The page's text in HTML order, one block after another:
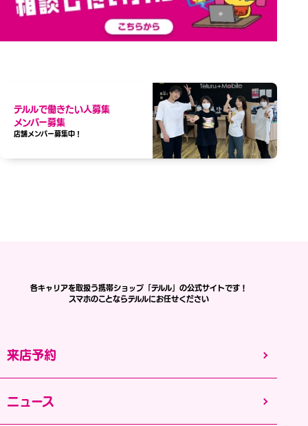
テルルで働きたい人募集
メンバー募集
店舗メンバー募集中！
来店予約
ニュース
各キャリアを取扱う携帯ショップ「テルル」の公式サイトです！
スマホのことならテルルにお任せください